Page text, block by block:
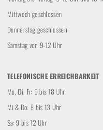
Mittwoch geschlossen
Donnerstag geschlossen
Samstag von 9-12 Uhr
TELEFONISCHE ERREICHBARKEIT
Mo, Di, Fr: 9 bis 18 Uhr
Mi & Do: 8 bis 13 Uhr
Sa: 9 bis 12 Uhr